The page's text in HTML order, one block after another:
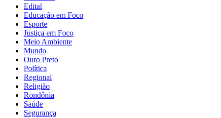
Edital
Educação em Foco
Esporte
Justiça em Foco
Meio Ambiente
Mundo
Ouro Preto
Política
Regional
Religião
Rondônia
Saúde
Segurança